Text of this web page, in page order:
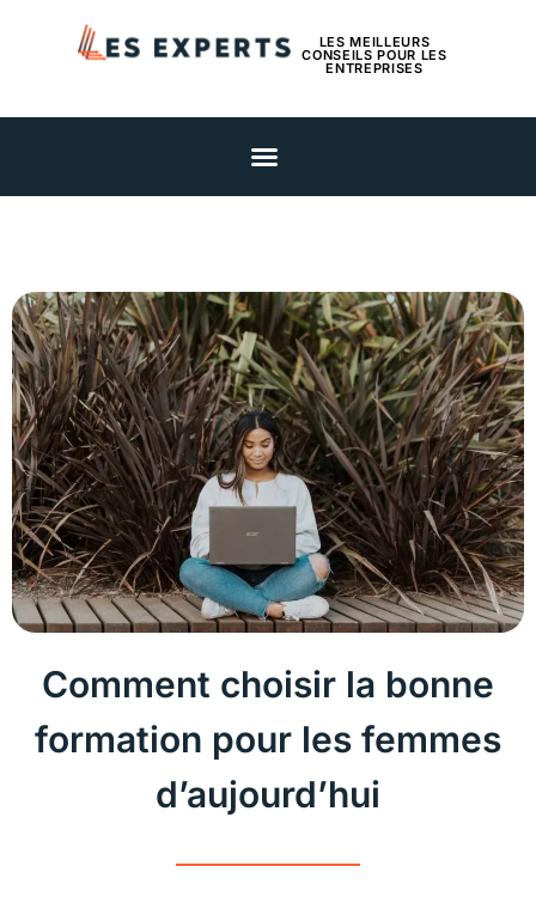
LES MEILLEURS
CONSEILS POUR LES
ENTREPRISES
Comment choisir la bonne
formation pour les femmes
d’aujourd’hui